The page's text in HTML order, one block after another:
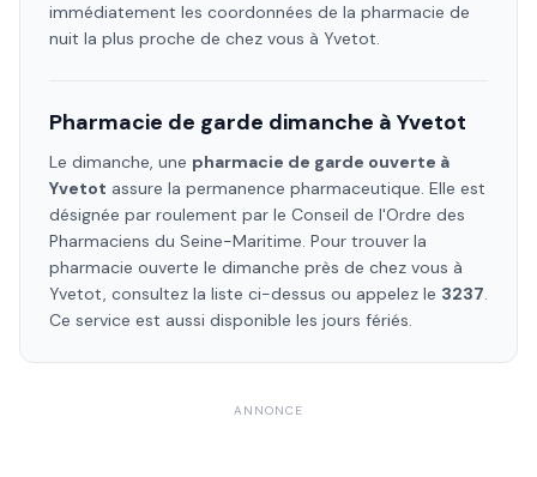
immédiatement les coordonnées de la pharmacie de
nuit la plus proche de chez vous à Yvetot.
Pharmacie de garde dimanche à Yvetot
Le dimanche, une pharmacie de garde ouverte à
Yvetot assure la permanence pharmaceutique. Elle est
désignée par roulement par le Conseil de l'Ordre des
Pharmaciens du Seine-Maritime. Pour trouver la
pharmacie ouverte le dimanche près de chez vous à
Yvetot, consultez la liste ci-dessus ou appelez le 3237.
Ce service est aussi disponible les jours fériés.
ANNONCE